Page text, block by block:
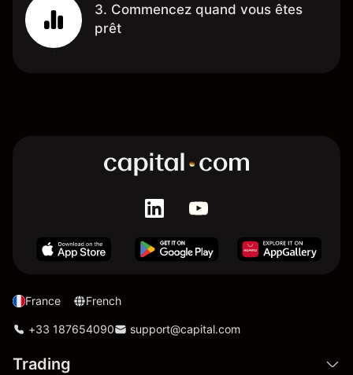
3. Commencez quand vous êtes
prêt
France French
+33 187654090 support@capital.com
Trading